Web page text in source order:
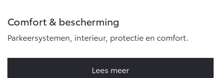
Comfort & bescherming
Parkeersystemen, interieur, protectie en comfort.
Lees meer